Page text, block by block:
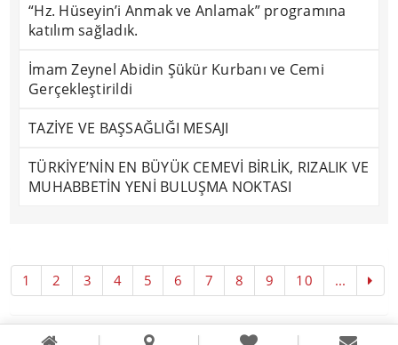
“Hz. Hüseyin’i Anmak ve Anlamak” programına
katılım sağladık.
İmam Zeynel Abidin Şükür Kurbanı ve Cemi
Gerçekleştirildi
TAZİYE VE BAŞSAĞLIĞI MESAJI
TÜRKİYE’NİN EN BÜYÜK CEMEVİ BİRLİK, RIZALIK VE
MUHABBETİN YENİ BULUŞMA NOKTASI
1 2 3 4 5 6 7 8 9 10 ...